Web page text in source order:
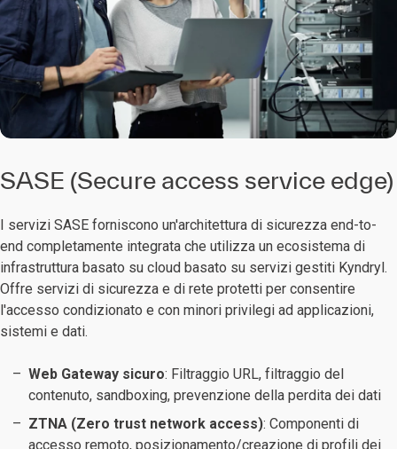
SASE (Secure access service edge)
I servizi SASE forniscono un'architettura di sicurezza end-to-
end completamente integrata che utilizza un ecosistema di
infrastruttura basato su cloud basato su servizi gestiti Kyndryl.
Offre servizi di sicurezza e di rete protetti per consentire
l'accesso condizionato e con minori privilegi ad applicazioni,
sistemi e dati.
Web Gateway sicuro: Filtraggio URL, filtraggio del
contenuto, sandboxing, prevenzione della perdita dei dati
ZTNA (Zero trust network access): Componenti di
accesso remoto, posizionamento/creazione di profili dei